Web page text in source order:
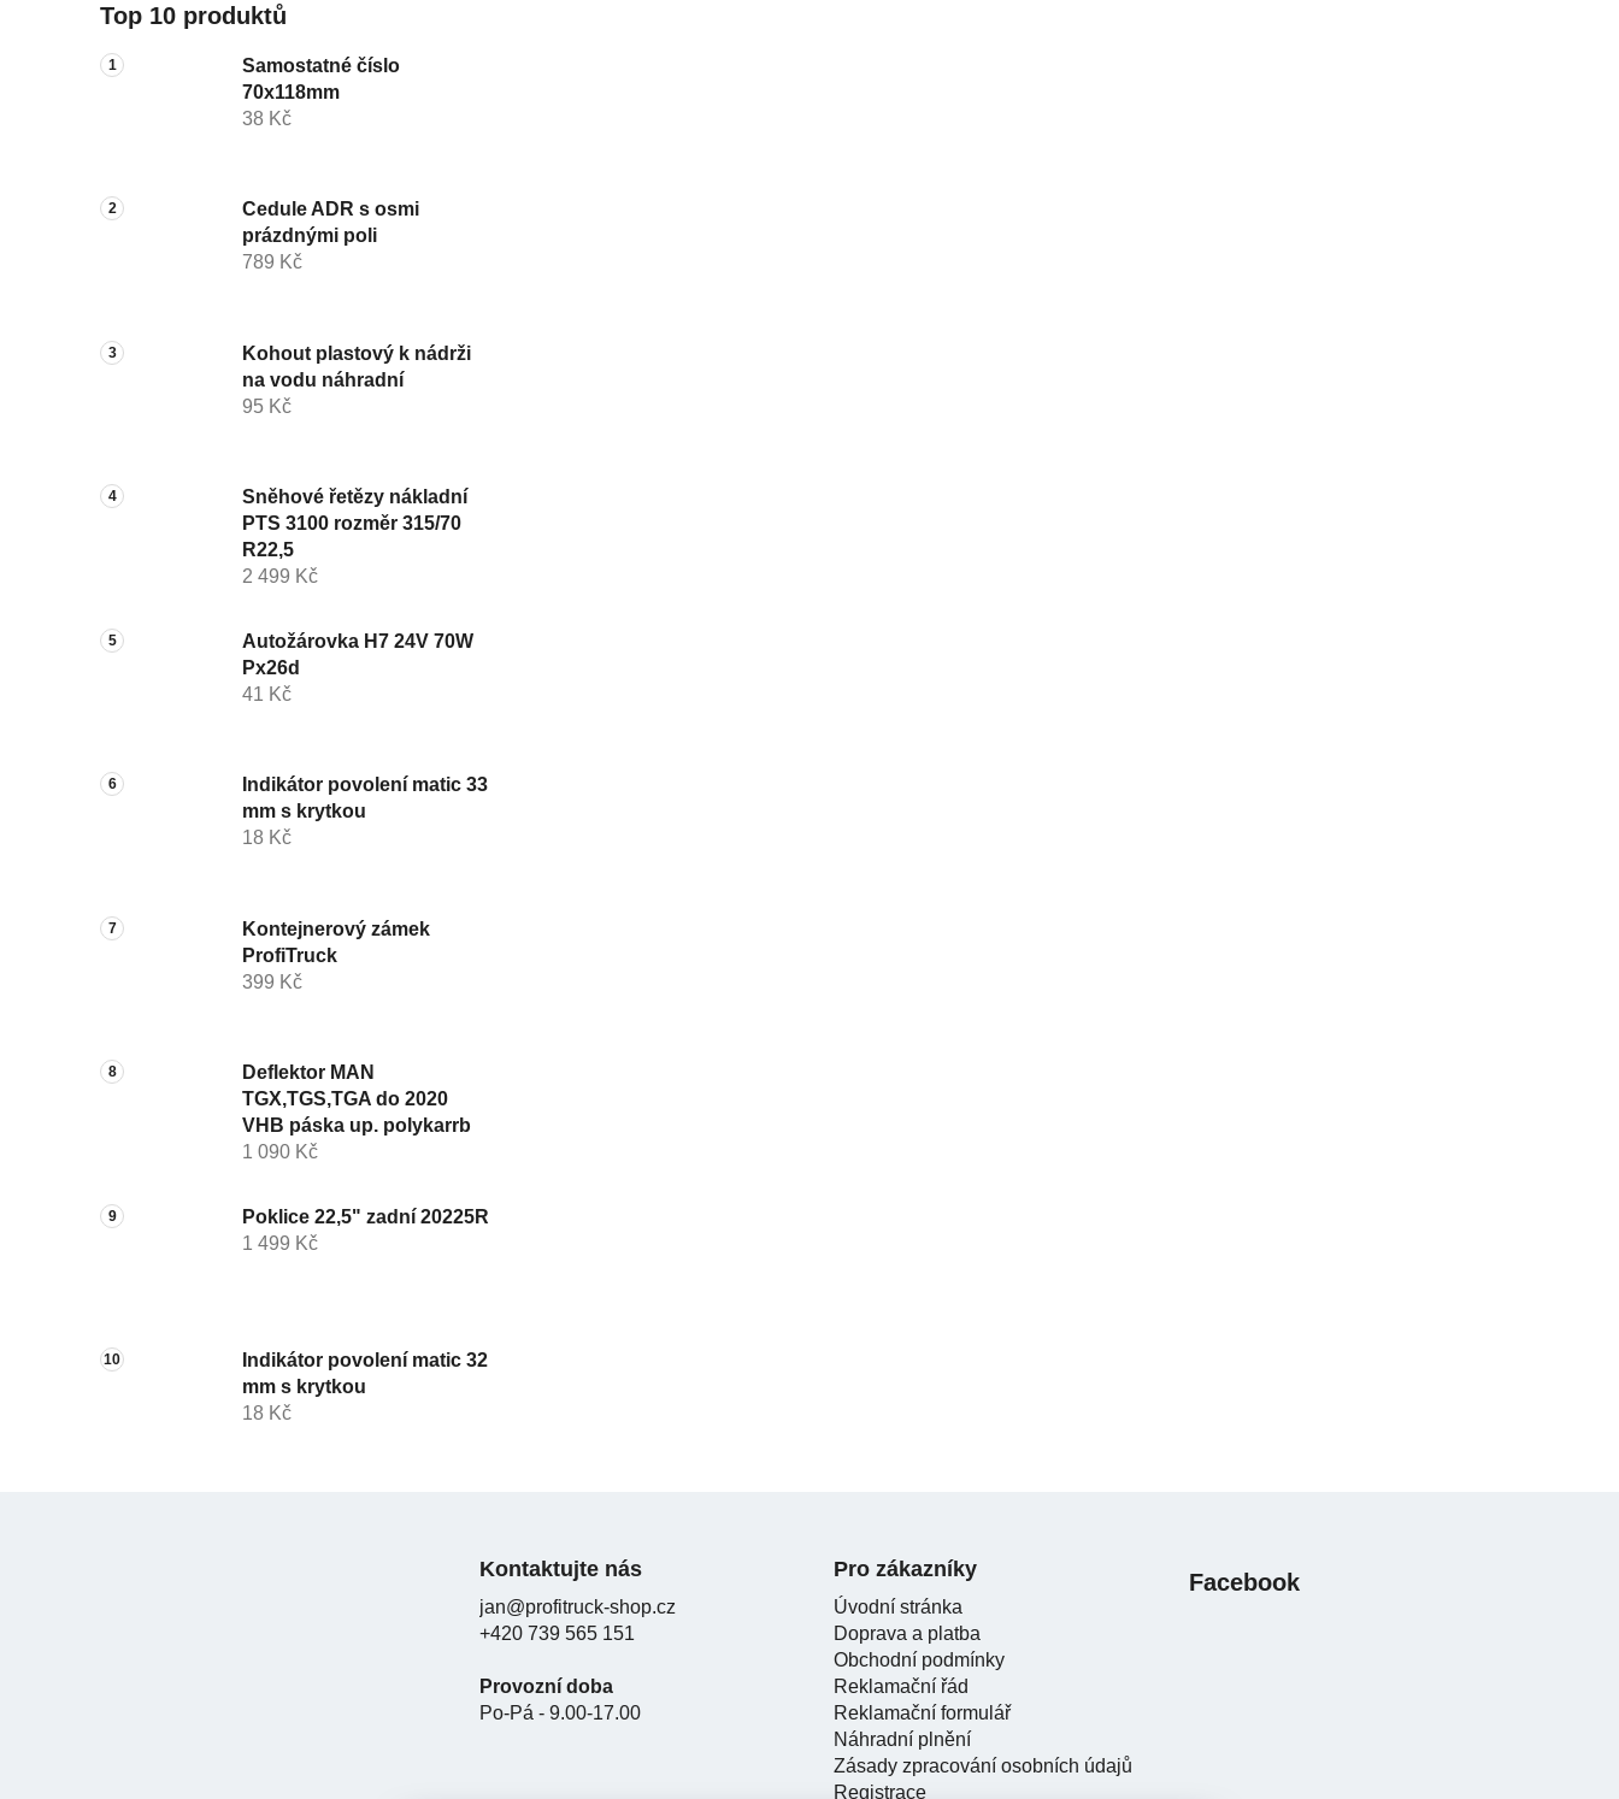
Top 10 produktů
Samostatné číslo
70x118mm
38 Kč
Cedule ADR s osmi
prázdnými poli
789 Kč
Kohout plastový k nádrži
na vodu náhradní
95 Kč
Sněhové řetězy nákladní
PTS 3100 rozměr 315/70
R22,5
2 499 Kč
Autožárovka H7 24V 70W
Px26d
41 Kč
Indikátor povolení matic 33
mm s krytkou
18 Kč
Kontejnerový zámek
ProfiTruck
399 Kč
Deflektor MAN
TGX,TGS,TGA do 2020
VHB páska up. polykarrb
1 090 Kč
Poklice 22,5" zadní 20225R
1 499 Kč
Indikátor povolení matic 32
mm s krytkou
18 Kč
Kontaktujte nás
jan@profitruck-shop.cz
+420 739 565 151
Provozní doba
Po-Pá - 9.00-17.00
Pro zákazníky
Úvodní stránka
Doprava a platba
Obchodní podmínky
Reklamační řád
Reklamační formulář
Náhradní plnění
Zásady zpracování osobních údajů
Registrace
Facebook